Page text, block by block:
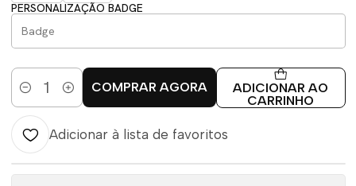
PERSONALIZAÇÃO BADGE
Quantidade
ADICIONAR AO
CARRINHO
COMPRAR AGORA
Adicionar à lista de favoritos